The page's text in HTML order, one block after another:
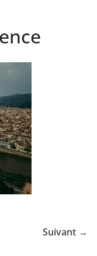
Suivant →